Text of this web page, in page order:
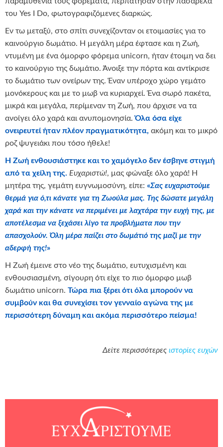
του Yes I Do, φωτογραφιζόμενες διαρκώς.
Εν τω μεταξύ, στο σπίτι συνεχίζονταν οι ετοιμασίες για το
καινούργιο δωμάτιο. Η μεγάλη μέρα έφτασε και η Ζωή,
ντυμένη με ένα όμορφο φόρεμα unicorn, ήταν έτοιμη να δει
το καινούργιο της δωμάτιο. Άνοιξε την πόρτα και αντίκρισε
το δωμάτιο των ονείρων της. Έναν υπέροχο χώρο γεμάτο
μονόκερους και με το μωβ να κυριαρχεί. Ένα σωρό πακέτα,
μικρά και μεγάλα, περίμεναν τη Ζωή, που άρχισε να τα
ανοίγει όλο χαρά και ανυπομονησία. Όλα όσα είχε
ονειρευτεί ήταν πλέον πραγματικότητα, ακόμη και το μικρό
ροζ ψυγειάκι που τόσο ήθελε!
Η Ζωή ενθουσιάστηκε και το χαμόγελο δεν έσβηνε στιγμή
από τα χείλη της. Ευχαριστώ!, μας φώναξε όλο χαρά! Η
μητέρα της, γεμάτη ευγνωμοσύνη, είπε: «Σας ευχαριστούμε
θερμά για ό,τι κάνατε για τη Ζωούλα μας. Της δώσατε μεγάλη
χαρά και την κάνατε να περιμένει με λαχτάρα την ευχή της, με
αποτέλεσμα να ξεχάσει λίγο τα προβλήματα που την
απασχολούν. Όλη μέρα παίζει στο δωμάτιό της μαζί με την
αδερφή της!»
Η Ζωή έμεινε στο νέο της δωμάτιο, ευτυχισμένη και
ενθουσιασμένη, σίγουρη ότι είχε το πιο όμορφο μωβ
δωμάτιο unicorn. Τώρα πια ξέρει ότι όλα μπορούν να
συμβούν και θα συνεχίσει τον γενναίο αγώνα της με
περισσότερη δύναμη και ακόμα περισσότερο πείσμα!
Δείτε περισσότερες ιστορίες ευχών